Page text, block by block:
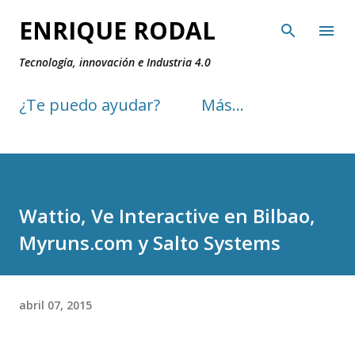
Ir al contenido principal
ENRIQUE RODAL
Tecnología, innovación e Industria 4.0
¿Te puedo ayudar? Más…
Wattio, Ve Interactive en Bilbao,
Myruns.com y Salto Systems
abril 07, 2015